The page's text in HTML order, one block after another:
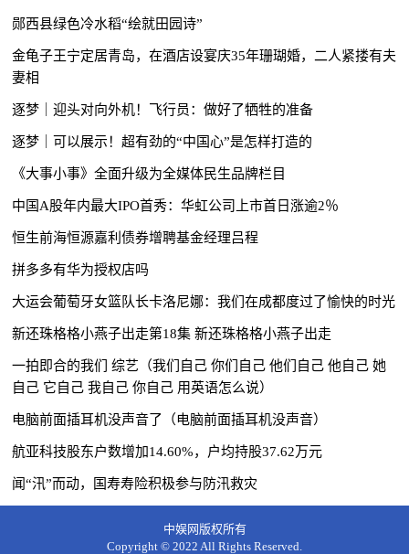
郧西县绿色冷水稻“绘就田园诗”
金龟子王宁定居青岛，在酒店设宴庆35年珊瑚婚，二人紧搂有夫
妻相
逐梦｜迎头对向外机！飞行员：做好了牺牲的准备
逐梦｜可以展示！超有劲的“中国心”是怎样打造的
《大事小事》全面升级为全媒体民生品牌栏目
中国A股年内最大IPO首秀：华虹公司上市首日涨逾2％
恒生前海恒源嘉利债券增聘基金经理吕程
拼多多有华为授权店吗
大运会葡萄牙女篮队长卡洛尼娜：我们在成都度过了愉快的时光
新还珠格格小燕子出走第18集 新还珠格格小燕子出走
一拍即合的我们 综艺（我们自己 你们自己 他们自己 他自己 她
自己 它自己 我自己 你自己 用英语怎么说）
电脑前面插耳机没声音了（电脑前面插耳机没声音）
航亚科技股东户数增加14.60%，户均持股37.62万元
闻“汛”而动，国寿寿险积极参与防汛救灾
中娱网版权所有
Copyright © 2022 All Rights Reserved.